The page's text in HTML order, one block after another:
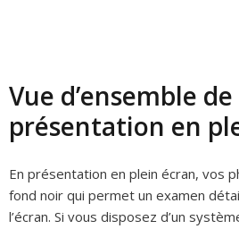
Vue d’ensemble de
présentation en
En présentation en plein écran, vos
fond noir qui permet un examen
l’écran. Si vous disposez d’un